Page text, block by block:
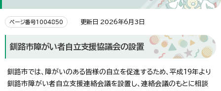
ページ番号1004850 更新日 2026年6月3日
釧路市障がい者自立支援協議会の設置
釧路市では、障がいのある皆様の自立を促進するため、平成19年より
釧路市障がい者自立支援連絡会議を設置し、連絡会議のもとに相談